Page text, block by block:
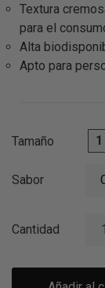
Textura
para el
Alta
Apto para
Tamaño
Sabor
Cantidad